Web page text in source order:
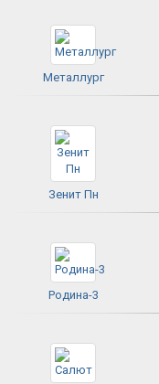
Металлург
Зенит Пн
Родина-3